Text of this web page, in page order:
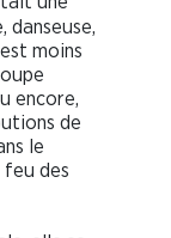
danseuse,
moins
encore,
de
le
feu des